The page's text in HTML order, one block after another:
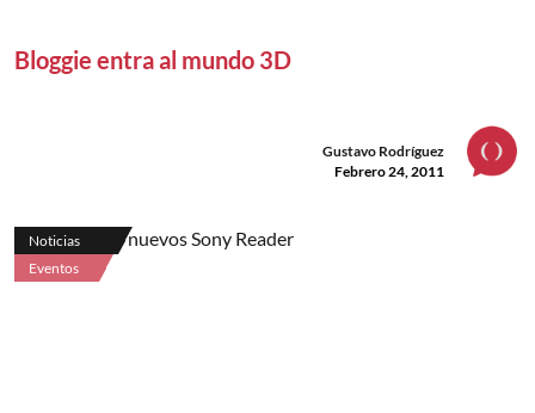
Bloggie entra al mundo 3D
Gustavo Rodríguez
Febrero 24, 2011
Noticias
Eventos